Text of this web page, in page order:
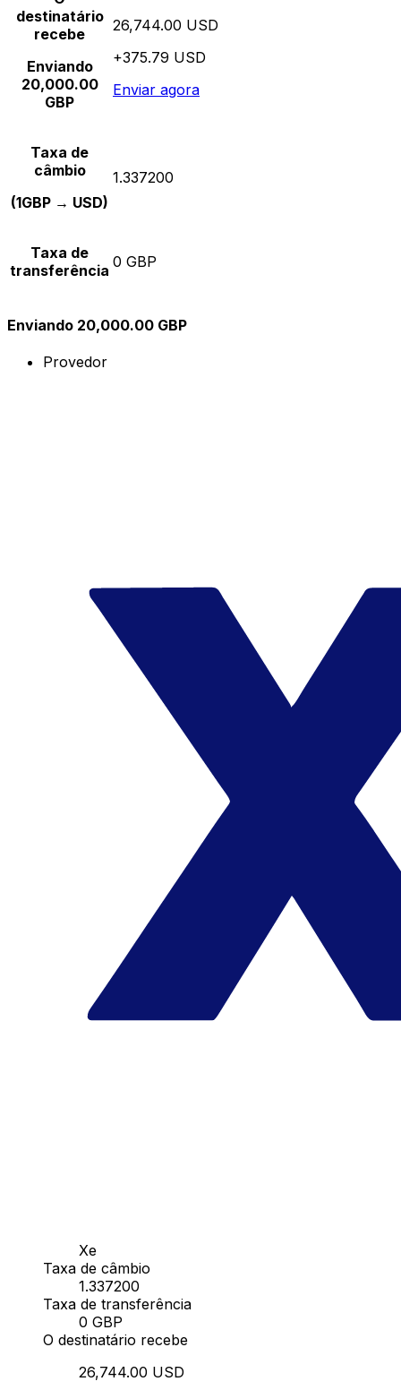
destinatário
recebe
Enviando
20,000.00
GBP
26,744.00 USD
+375.79 USD
Enviar agora
Taxa de
câmbio
(1GBP → USD)
1.337200
Taxa de
transferência 0 GBP
Enviando 20,000.00 GBP
Provedor
Xe
Taxa de câmbio
1.337200
Taxa de transferência
0 GBP
O destinatário recebe
26,744.00 USD